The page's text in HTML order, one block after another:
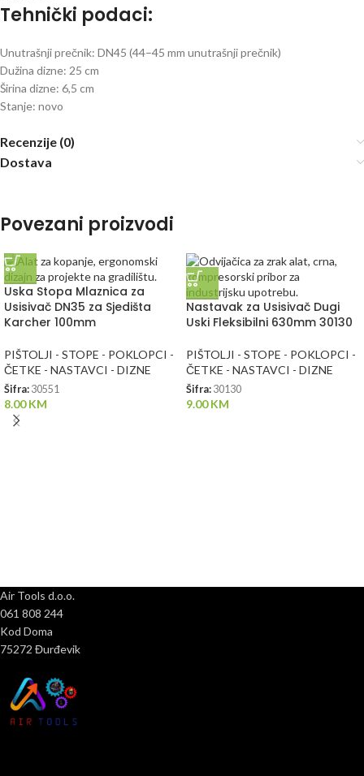
Tehnički podaci:
Unutrašnji prečnik: DN45 (44–45 mm unutrašnji prečnik)
Dužina dizne: 25 cm
Širina dizne: 6,5 cm
Stanje: novo
Recenzije (0)
Dostava
Povezani proizvodi
Uska Stopa Mlaznica za
Usisivač DN35 za Sjedišta
Karcher 100mm
PIŠTOLJI - STOPE - POKLOPCI -
ČETKE - NASTAVCI - DIZNE
Šifra: 30551
8.00KM
Nastavak za Usisivač Dugi
Uski Fleksibilni 630mm 30130
PIŠTOLJI - STOPE - POKLOPCI -
ČETKE - NASTAVCI - DIZNE
Šifra: 30130
9.00KM
Air Tools d.o.o.
061 808 244
Kod Doma
75272 Đurđevik